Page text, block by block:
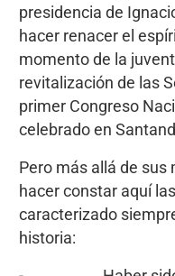
presidencia de
hacer renacer el
momento de la
revitalización de las
primer Congreso
celebrado en
Pero más allá de
hacer constar aquí
caracterizado
historia: